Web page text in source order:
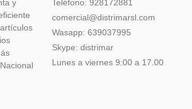
y
Teléfono: 928172881
comercial@distrimarsl.com
Wasapp: 639037995
Skype: distrimar
Lunes a viernes 9:00 a 17.00